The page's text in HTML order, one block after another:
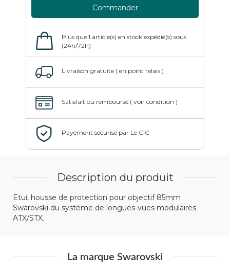
Commander
Description du produit
Etui, housse de protection pour objectif 85mm
Swarovski du système de longues-vues modulaires
ATX/STX.
La marque Swarovski